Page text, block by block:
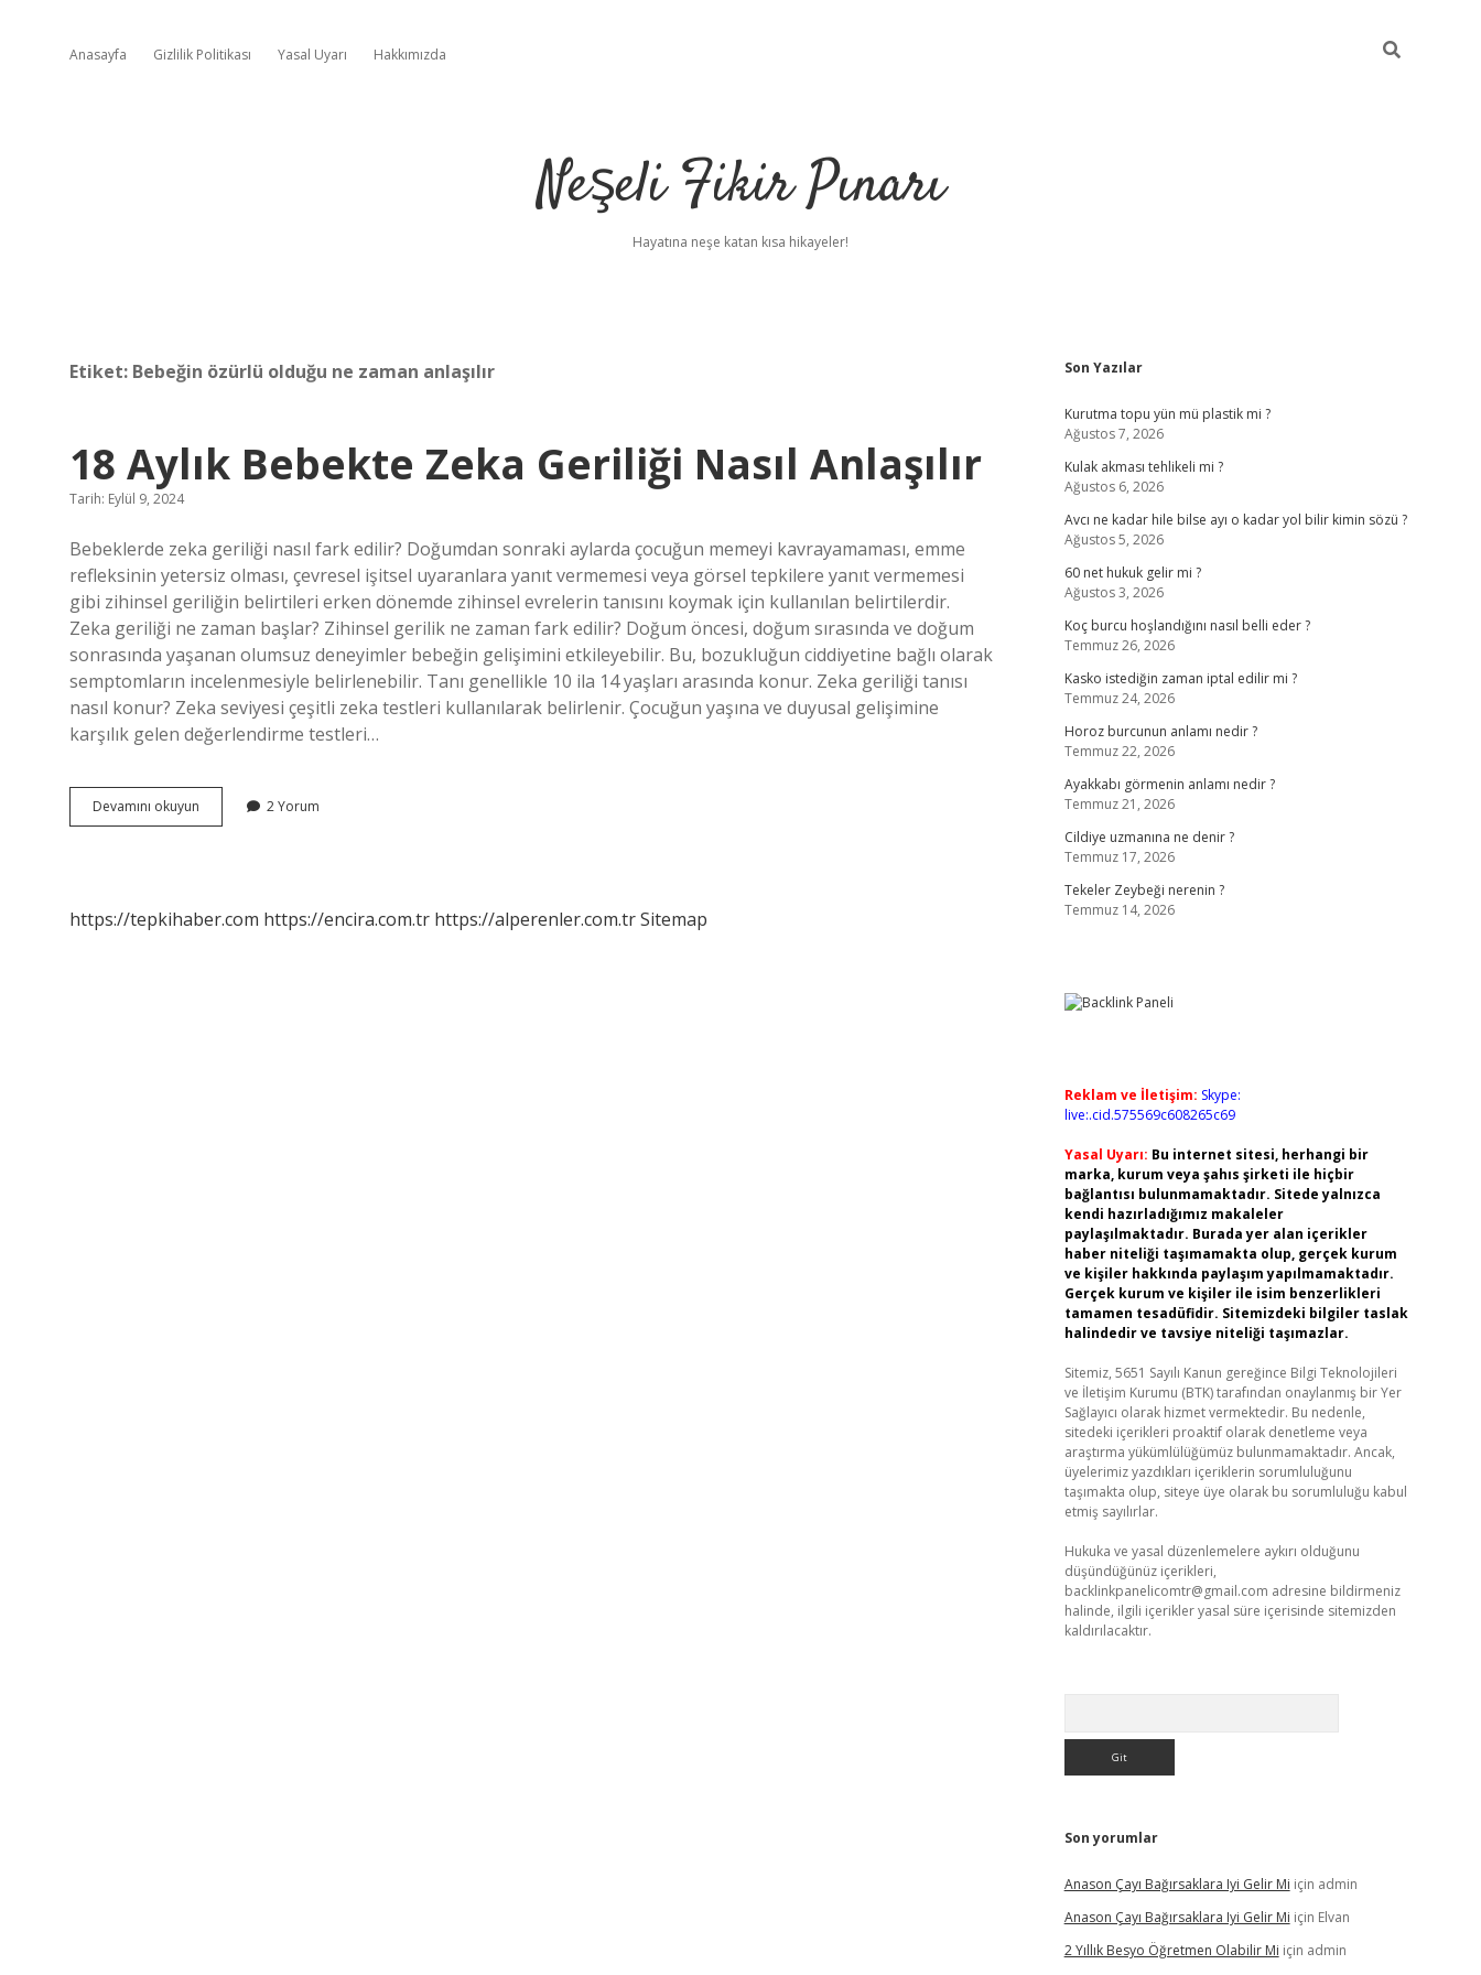
Anasayfa Gizlilik Politikası Yasal Uyarı Hakkımızda
Neşeli Fikir Pınarı
Hayatına neşe katan kısa hikayeler!
Etiket: Bebeğin özürlü olduğu ne zaman anlaşılır
18 Aylık Bebekte Zeka Geriliği Nasıl Anlaşılır
Tarih: Eylül 9, 2024
Bebeklerde zeka geriliği nasıl fark edilir? Doğumdan sonraki aylarda çocuğun memeyi kavrayamaması, emme
refleksinin yetersiz olması, çevresel işitsel uyaranlara yanıt vermemesi veya görsel tepkilere yanıt vermemesi
gibi zihinsel geriliğin belirtileri erken dönemde zihinsel evrelerin tanısını koymak için kullanılan belirtilerdir.
Zeka geriliği ne zaman başlar? Zihinsel gerilik ne zaman fark edilir? Doğum öncesi, doğum sırasında ve doğum
sonrasında yaşanan olumsuz deneyimler bebeğin gelişimini etkileyebilir. Bu, bozukluğun ciddiyetine bağlı olarak
semptomların incelenmesiyle belirlenebilir. Tanı genellikle 10 ila 14 yaşları arasında konur. Zeka geriliği tanısı
nasıl konur? Zeka seviyesi çeşitli zeka testleri kullanılarak belirlenir. Çocuğun yaşına ve duyusal gelişimine
karşılık gelen değerlendirme testleri…
Devamını okuyun
Aylık
Anlaşılır
2 Yorum
https://tepkihaber.com https://encira.com.tr https://alperenler.com.trSitemap
Sidebar
Son Yazılar
Kurutma topu yün mü plastik mi ?
Ağustos 7, 2026
Kulak akması tehlikeli mi ?
Ağustos 6, 2026
Avcı ne kadar hile bilse ayı o kadar yol bilir kimin sözü ?
Ağustos 5, 2026
60 net hukuk gelir mi ?
Ağustos 3, 2026
Koç burcu hoşlandığını nasıl belli eder ?
Temmuz 26, 2026
Kasko istediğin zaman iptal edilir mi ?
Temmuz 24, 2026
Horoz burcunun anlamı nedir ?
Temmuz 22, 2026
Ayakkabı görmenin anlamı nedir ?
Temmuz 21, 2026
Cildiye uzmanına ne denir ?
Temmuz 17, 2026
Tekeler Zeybeği nerenin ?
Temmuz 14, 2026
Reklam ve İletişim: Skype:
live:.cid.575569c608265c69
Yasal Uyarı: Bu internet sitesi, herhangi bir
marka, kurum veya şahıs şirketi ile hiçbir
bağlantısı bulunmamaktadır. Sitede yalnızca
kendi hazırladığımız makaleler
paylaşılmaktadır. Burada yer alan içerikler
haber niteliği taşımamakta olup, gerçek kurum
ve kişiler hakkında paylaşım yapılmamaktadır.
Gerçek kurum ve kişiler ile isim benzerlikleri
tamamen tesadüfidir. Sitemizdeki bilgiler taslak
halindedir ve tavsiye niteliği taşımazlar.
Sitemiz, 5651 Sayılı Kanun gereğince Bilgi Teknolojileri
ve İletişim Kurumu (BTK) tarafından onaylanmış bir Yer
Sağlayıcı olarak hizmet vermektedir. Bu nedenle,
sitedeki içerikleri proaktif olarak denetleme veya
araştırma yükümlülüğümüz bulunmamaktadır. Ancak,
üyelerimiz yazdıkları içeriklerin sorumluluğunu
taşımakta olup, siteye üye olarak bu sorumluluğu kabul
etmiş sayılırlar.
Hukuka ve yasal düzenlemelere aykırı olduğunu
düşündüğünüz içerikleri,
backlinkpanelicomtr@gmail.com adresine bildirmeniz
halinde, ilgili içerikler yasal süre içerisinde sitemizden
kaldırılacaktır.
Son yorumlar
Anason Çayı Bağırsaklara Iyi Gelir Mi için admin
Anason Çayı Bağırsaklara Iyi Gelir Mi için Elvan
2 Yıllık Besyo Öğretmen Olabilir Mi için admin